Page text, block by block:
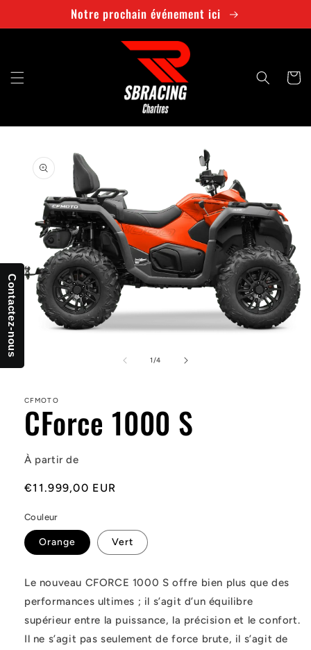
au
Notre prochain événement ici
Panier
informations
produits
fenêtre
modale
1/de
4
CFMOTO
CForce 1000 S
À partir de
Prix
€11.999,00 EUR
Couleur
Orange Vert
Le nouveau CFORCE 1000 S offre bien plus que des
performances ultimes ; il s’agit d’un équilibre
supérieur entre la puissance, la précision et le confort.
Il ne s’agit pas seulement de force brute, il s’agit de
Contactez-nous